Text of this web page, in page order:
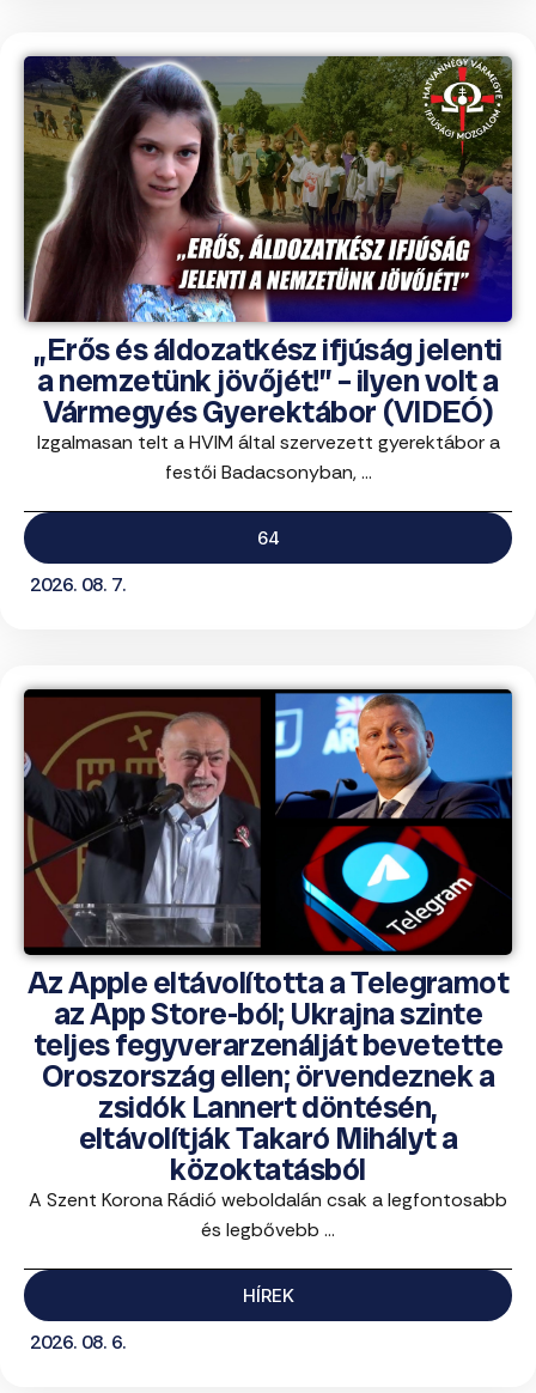
„Erős és áldozatkész ifjúság jelenti
a nemzetünk jövőjét!” – ilyen volt a
Vármegyés Gyerektábor (VIDEÓ)
Izgalmasan telt a HVIM által szervezett gyerektábor a
festői Badacsonyban, ...
64
2026. 08. 7.
Az Apple eltávolította a Telegramot
az App Store-ból; Ukrajna szinte
teljes fegyverarzenálját bevetette
Oroszország ellen; örvendeznek a
zsidók Lannert döntésén,
eltávolítják Takaró Mihályt a
közoktatásból
A Szent Korona Rádió weboldalán csak a legfontosabb
és legbővebb ...
HÍREK
2026. 08. 6.